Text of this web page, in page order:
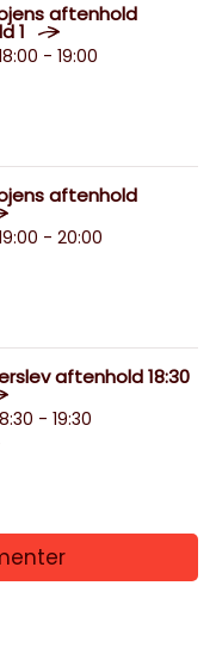
aftenhold
1
- 19:00
aftenhold
- 20:00
aftenhold 18:30
- 19:30